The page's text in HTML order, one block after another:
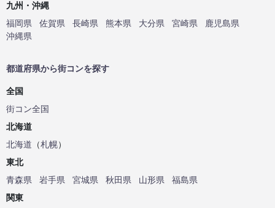
九州・沖縄
福岡県
佐賀県 長崎県 熊本県 大分県 宮崎県
鹿児島県
沖縄県
都道府県から街コンを探す
全国
街コン全国
北海道
北海道 （札幌）
東北
青森県
岩手県 宮城県 秋田県 山形県
福島県
関東